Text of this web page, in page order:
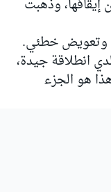
وذهبت
وتعويض خطئي.
انطلاقة جيدة،
هو الجزء